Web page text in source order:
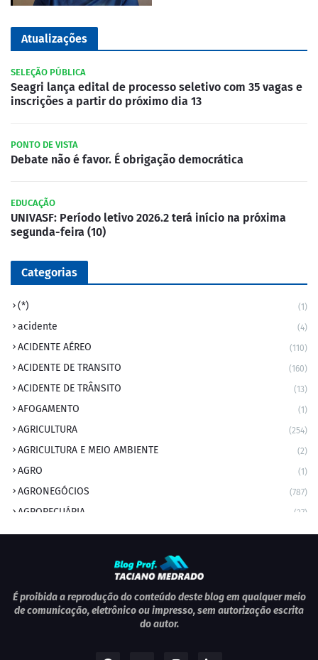
Atualizações
SELEÇÃO PÚBLICA
Seagri lança edital de processo seletivo com 35 vagas e
inscrições a partir do próximo dia 13
PONTO DE VISTA
Debate não é favor. É obrigação democrática
EDUCAÇÃO
UNIVASF: Período letivo 2026.2 terá início na próxima
segunda-feira (10)
Categorias
(*) (1)
acidente (4)
ACIDENTE AÉREO (110)
ACIDENTE DE TRANSITO (160)
ACIDENTE DE TRÂNSITO (13)
AFOGAMENTO (1)
AGRICULTURA (254)
AGRICULTURA E MEIO AMBIENTE (2)
AGRO (1)
AGRONEGÓCIOS (787)
AGROPECUÁRIA (37)
AMBIENTE (9)
ANIVERSÁRIO DA CIDADE
ANIVERSÁRIOS (1)
APEXBRASIL (1)
É proibida a reprodução do conteúdo deste blog em qualquer meio
de comunicação, eletrônico ou impresso, sem autorização escrita
do autor.